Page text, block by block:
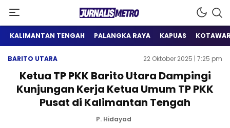
Jurnalis Metro
Satu Wadah Informasi
KALIMANTAN TENGAH PALANGKA RAYA KAPUAS
BARITO UTARA 22 Oktober 2025 | 7:25 pm
Ketua TP PKK Barito Utara Dampingi
Kunjungan Kerja Ketua Umum TP PKK
Pusat di Kalimantan Tengah
P. Hidayad